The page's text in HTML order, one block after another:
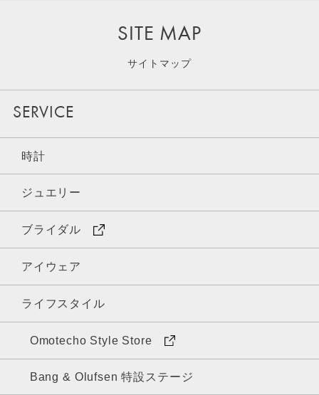
SITE MAP
サイトマップ
SERVICE
時計
ジュエリー
ブライダル
アイウェア
ライフスタイル
Omotecho Style Store
Bang & Olufsen 特設ステージ